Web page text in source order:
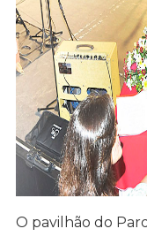
O pavilhão do